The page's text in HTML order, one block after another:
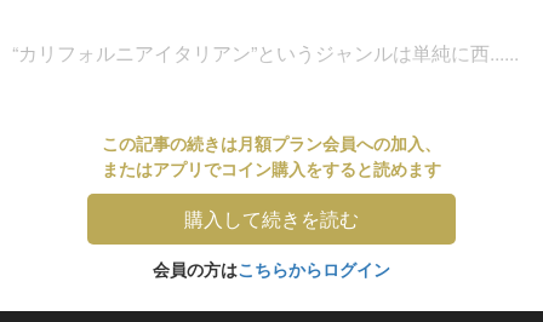
“カリフォルニアイタリアン”というジャンルは単純に西......
この記事の続きは月額プラン会員への加入、
またはアプリでコイン購入をすると読めます
購入して続きを読む
会員の方はこちらからログイン